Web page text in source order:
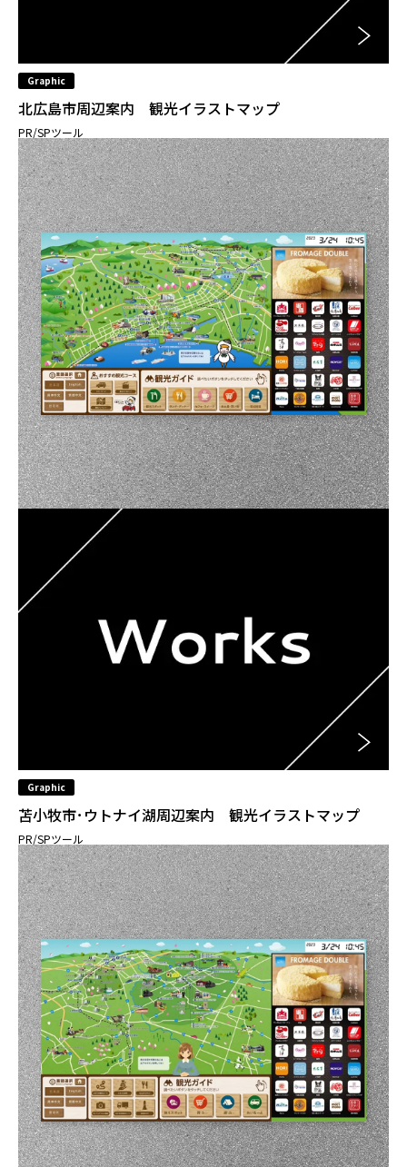
Graphic
北広島市周辺案内 観光イラストマップ
PR/SPツール
Graphic
苫小牧市･ウトナイ湖周辺案内 観光イラストマップ
PR/SPツール